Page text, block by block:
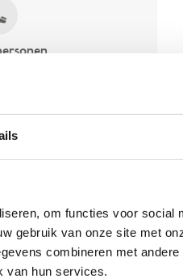
om functies voor social
gebruik van onze site met
combineren met
van hun services.